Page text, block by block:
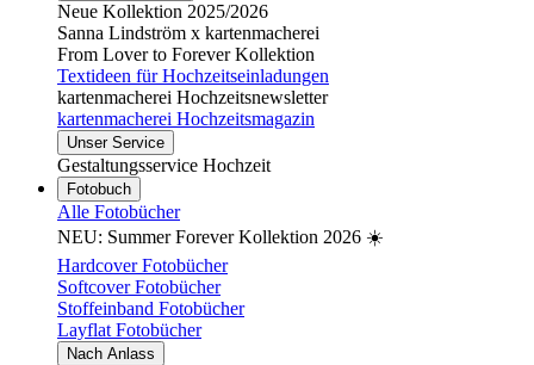
Neue Kollektion 2025/2026
Sanna Lindström x kartenmacherei
From Lover to Forever Kollektion
Textideen für Hochzeitseinladungen
kartenmacherei Hochzeitsnewsletter
kartenmacherei Hochzeitsmagazin
Unser Service
Gestaltungsservice Hochzeit
Fotobuch
Alle Fotobücher
NEU: Summer Forever Kollektion 2026 ☀️
Hardcover Fotobücher
Softcover Fotobücher
Stoffeinband Fotobücher
Layflat Fotobücher
Nach Anlass